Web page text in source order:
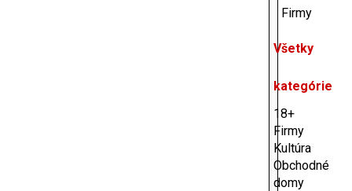
Firmy
Všetky
kategórie
18+
Firmy
Kultúra
Obchodné
domy